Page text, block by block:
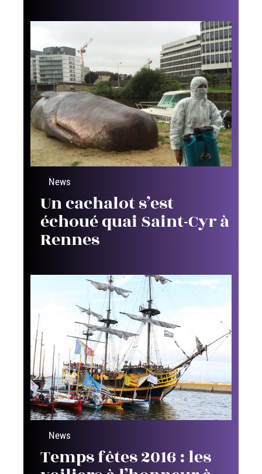
News
Un cachalot s’est
échoué quai Saint-Cyr à
Rennes
News
Temps fêtes 2016 : les